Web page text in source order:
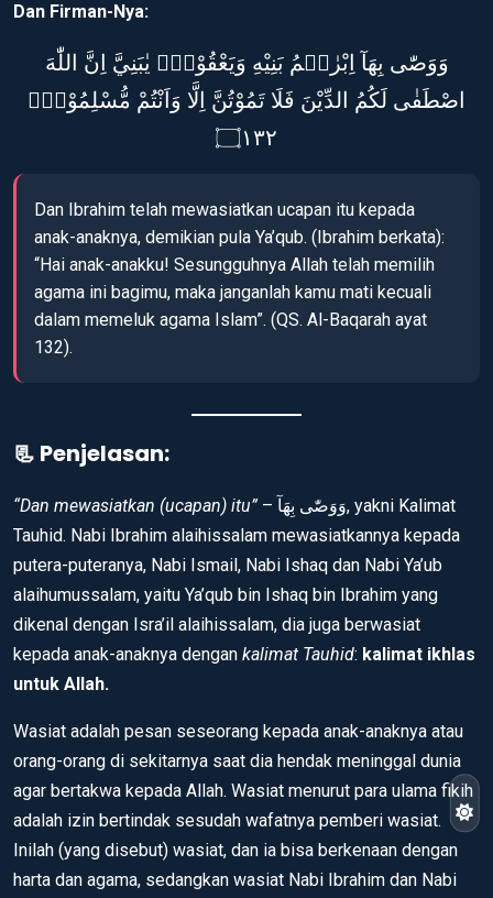
Dan Firman-Nya:
وَوَصّٰى بِهَآ اِبْرٰهٖمُ بَنِيْهِ وَيَعْقُوْبُۗ يٰبَنِيَّ اِنَّ اللّٰهَ
اصْطَفٰى لَكُمُ الدِّيْنَ فَلَا تَمُوْتُنَّ اِلَّا وَاَنْتُمْ مُّسْلِمُوْنَۗ
۝١٣٢
Dan Ibrahim telah mewasiatkan ucapan itu kepada
anak-anaknya, demikian pula Ya’qub. (Ibrahim berkata):
“Hai anak-anakku! Sesungguhnya Allah telah memilih
agama ini bagimu, maka janganlah kamu mati kecuali
dalam memeluk agama Islam”. (QS. Al-Baqarah ayat
132).
📃 Penjelasan:
“Dan mewasiatkan (ucapan) itu” – وَوَصّٰى بِهَآ, yakni Kalimat
Tauhid. Nabi Ibrahim alaihissalam mewasiatkannya kepada
putera-puteranya, Nabi Ismail, Nabi Ishaq dan Nabi Ya’ub
alaihumussalam, yaitu Ya’qub bin Ishaq bin Ibrahim yang
dikenal dengan Isra’il alaihissalam, dia juga berwasiat
kepada anak-anaknya dengan kalimat Tauhid: kalimat ikhlas
untuk Allah.
Wasiat adalah pesan seseorang kepada anak-anaknya atau
orang-orang di sekitarnya saat dia hendak meninggal dunia
agar bertakwa kepada Allah. Wasiat menurut para ulama fikih
adalah izin bertindak sesudah wafatnya pemberi wasiat.
Inilah (yang disebut) wasiat, dan ia bisa berkenaan dengan
harta dan agama, sedangkan wasiat Nabi Ibrahim dan Nabi